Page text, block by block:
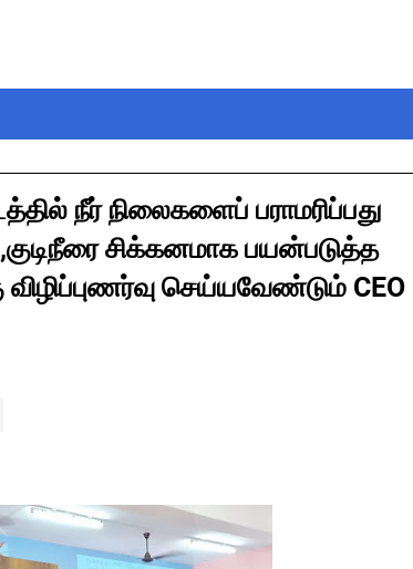
நீர் நிலைகளைப் பராமரிப்பது
சிக்கனமாக பயன்படுத்த
செய்யவேண்டும் CEO